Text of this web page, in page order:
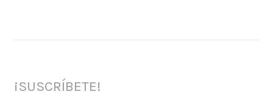
¡SUSCRÍBETE!